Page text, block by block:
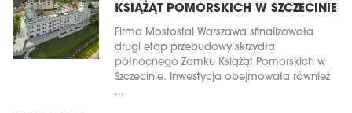
KSIĄŻĄT POMORSKICH W SZCZECINIE
Firma Mostostal Warszawa sfinalizowała
drugi etap przebudowy skrzydła
północnego Zamku Książąt Pomorskich w
Szczecinie. Inwestycja obejmowała również
...